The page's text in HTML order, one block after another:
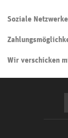
Soziale Netzwerke
Wir verschicken